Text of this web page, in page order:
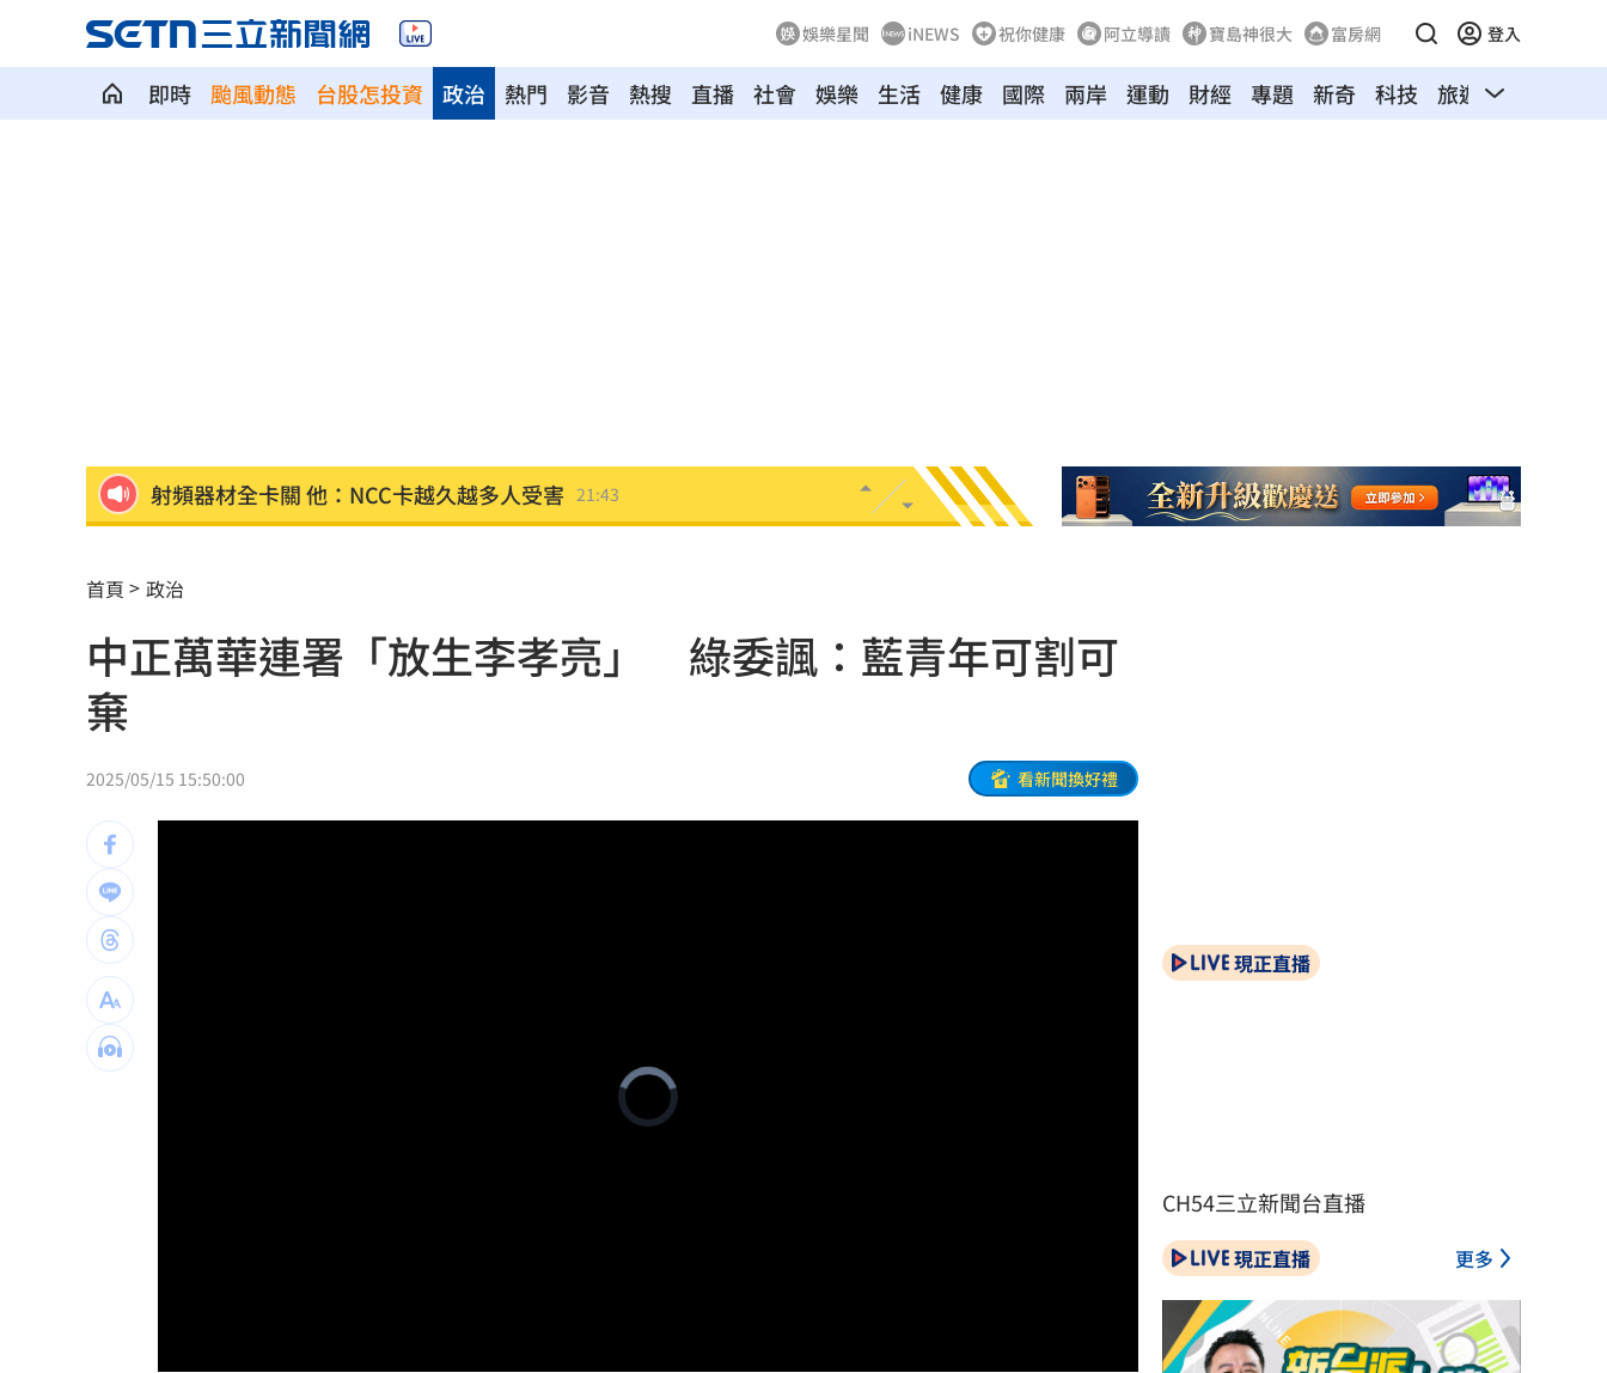
娛樂星聞 iNEWS 祝你健康 阿立導讀 寶島神很大 富房網 登入
即時 颱風動態 台股怎投資 熱門 影音 熱搜 直播
政治 社會 娛樂 生活 健康 國際 兩岸 運動 財經 專題 新奇 科技 旅遊 汽車
新／美股開盤費半下挫 台指期失守44000點 21:42
黃禎憲診所挺蔣舊照遭出征！老病患不忍了
偷吃人妻挨告 小王反控她是時間管理大師 21:32
知名YouTuber命喪喬治亞 死因曝光
臉還要再動刀？王彩樺突爆：最後一次了 21:21
首頁 政治
中正萬華連署「放生李孝亮」 綠委諷：藍青年可割可
棄
2025/05/15 15:50:00 看新聞換好禮
Video
Player
is
loading.
0%
現正直播
CH54三立新聞台直播
現正直播 更多